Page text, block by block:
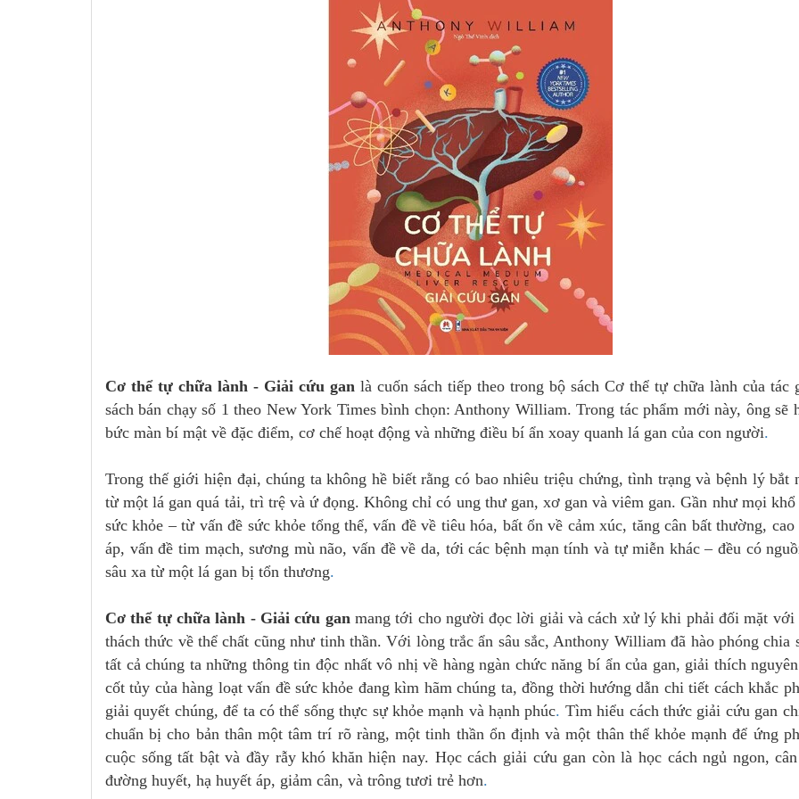
Cơ thể tự chữa lành - Giải cứu gan là cuốn sách tiếp theo trong bộ sách Cơ thể tự chữa lành của tác
sách bán chạy số 1 theo New York Times bình chọn: Anthony William. Trong tác phẩm mới này, ông sẽ
bức màn bí mật về đặc điểm, cơ chế hoạt động và những điều bí ẩn xoay quanh lá gan của con người.
Trong thế giới hiện đại, chúng ta không hề biết rằng có bao nhiêu triệu chứng, tình trạng và bệnh lý bắt
từ một lá gan quá tải, trì trệ và ứ đọng. Không chỉ có ung thư gan, xơ gan và viêm gan. Gần như mọi khổ
sức khỏe – từ vấn đề sức khỏe tổng thể, vấn đề về tiêu hóa, bất ổn về cảm xúc, tăng cân bất thường, cao
áp, vấn đề tim mạch, sương mù não, vấn đề về da, tới các bệnh mạn tính và tự miễn khác – đều có
sâu xa từ một lá gan bị tổn thương.
Cơ thể tự chữa lành - Giải cứu gan mang tới cho người đọc lời giải và cách xử lý khi phải đối mặt với
thách thức về thể chất cũng như tinh thần. Với lòng trắc ẩn sâu sắc, Anthony William đã hào phóng chia
tất cả chúng ta những thông tin độc nhất vô nhị về hàng ngàn chức năng bí ẩn của gan, giải thích
cốt tủy của hàng loạt vấn đề sức khỏe đang kìm hãm chúng ta, đồng thời hướng dẫn chi tiết cách khắc
giải quyết chúng, để ta có thể sống thực sự khỏe mạnh và hạnh phúc. Tìm hiểu cách thức giải cứu gan
chuẩn bị cho bản thân một tâm trí rõ ràng, một tinh thần ổn định và một thân thể khỏe mạnh để ứng
cuộc sống tất bật và đầy rẫy khó khăn hiện nay. Học cách giải cứu gan còn là học cách ngủ ngon,
đường huyết, hạ huyết áp, giảm cân, và trông tươi trẻ hơn.